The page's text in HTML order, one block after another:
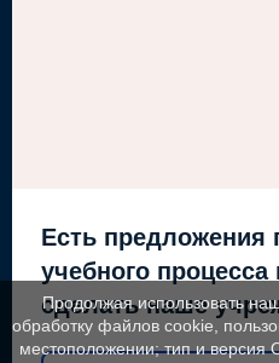
Есть предложения
учебного процесса
сделать наше
Продолжая использовать
обработку файлов cookie,
местоположении; тип и версия